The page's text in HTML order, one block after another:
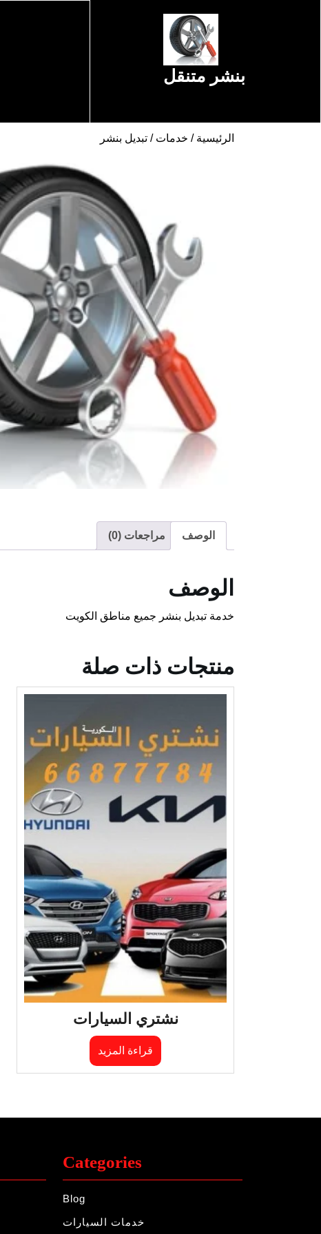
بنشر متنقل
الرئيسية / خدمات / تبديل بنشر
الوصف مراجعات (0)
الوصف
خدمة تبديل بنشر جميع مناطق الكويت
منتجات ذات صلة
نشتري السيارات
قراءة المزيد
Categories
Blog
خدمات السيارات